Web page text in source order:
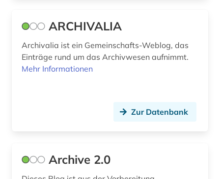
edition (2)
eichstätt (1)
elektronische ressource (5)
elektronische zeitschrift (5)
ARCHIVALIA
Archivalia ist ein Gemeinschafts-Weblog, das
Einträge rund um das Archivwesen aufnimmt.
Mehr Informationen
Zur Datenbank
Archive 2.0